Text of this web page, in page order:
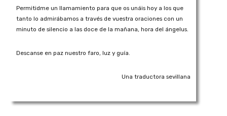
Permitidme un llamamiento para que os unáis hoy a los que
tanto lo admirábamos a través de vuestra oraciones con un
minuto de silencio a las doce de la mañana, hora del ángelus.
Descanse en paz nuestro faro, luz y guía.
Una traductora sevillana